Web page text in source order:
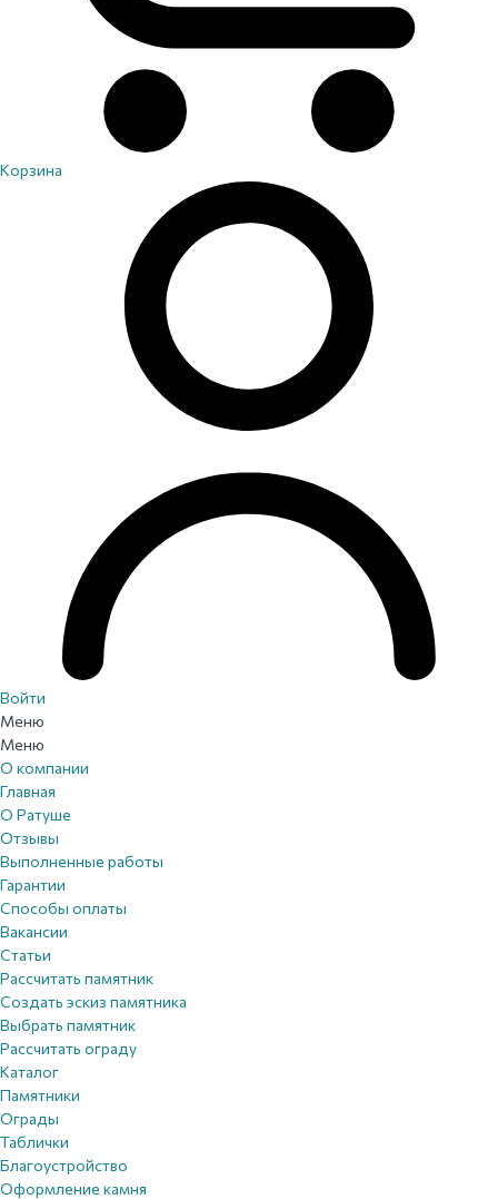
Корзина
Войти
Меню
Меню
О компании
Главная
О Ратуше
Отзывы
Выполненные работы
Гарантии
Способы оплаты
Вакансии
Статьи
Рассчитать памятник
Создать эскиз памятника
Выбрать памятник
Рассчитать ограду
Каталог
Памятники
Ограды
Таблички
Благоустройствo
Оформление камня